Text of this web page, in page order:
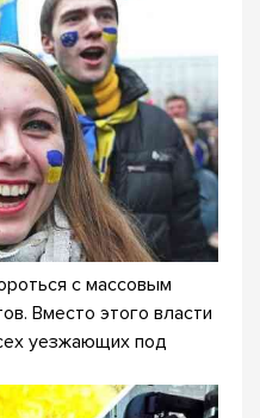
с массовым
Вместо этого власти
уезжающих под